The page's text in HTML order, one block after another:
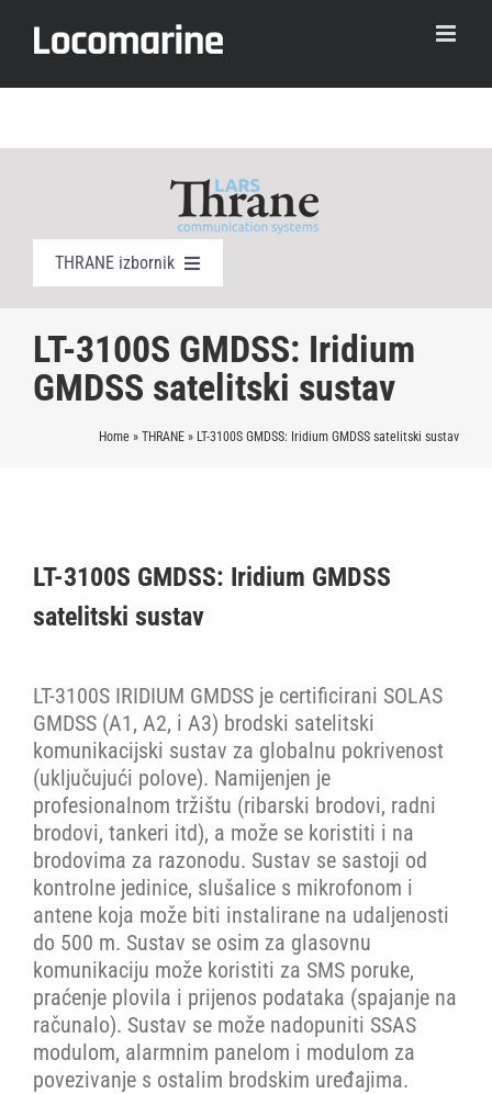
THRANE izbornik
LT-3100S GMDSS: Iridium GMDSS satelitski sustav
LT-1000 NRU: elektronski kompas/GPS
LT-4100 Certus 100: Iridium Certus satelitski sustav
LT-4200 Certus 200: Iridium Certus satelitski sustav
Cjenik
Stranica proizvođača
LT-3100S GMDSS: Iridium
GMDSS satelitski sustav
Home »THRANE » LT-3100S GMDSS: Iridium GMDSS satelitski sustav
LT-3100S GMDSS: Iridium GMDSS
satelitski sustav
LT-3100S IRIDIUM GMDSS je certificirani SOLAS
GMDSS (A1, A2, i A3) brodski satelitski
komunikacijski sustav za globalnu pokrivenost
(uključujući polove). Namijenjen je
profesionalnom tržištu (ribarski brodovi, radni
brodovi, tankeri itd), a može se koristiti i na
brodovima za razonodu. Sustav se sastoji od
kontrolne jedinice, slušalice s mikrofonom i
antene koja može biti instalirane na udaljenosti
do 500 m. Sustav se osim za glasovnu
komunikaciju može koristiti za SMS poruke,
praćenje plovila i prijenos podataka (spajanje na
računalo). Sustav se može nadopuniti SSAS
modulom, alarmnim panelom i modulom za
povezivanje s ostalim brodskim uređajima.